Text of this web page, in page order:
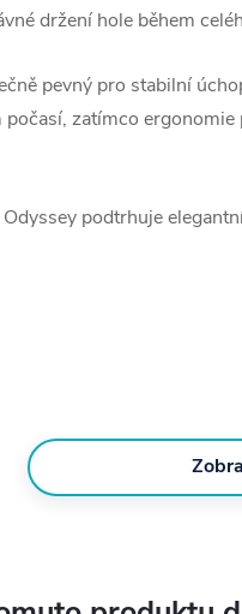
držení hole během
pevný pro stabilní
zatímco
podtrhuje